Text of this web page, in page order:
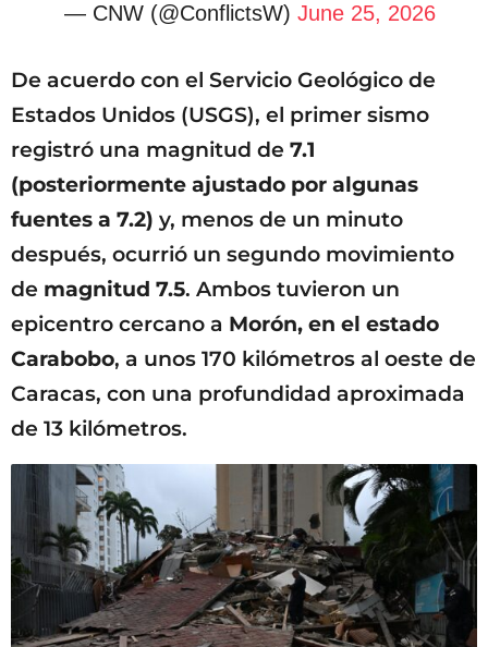
— CNW (@ConflictsW) June 25, 2026
De acuerdo con el Servicio Geológico de
Estados Unidos (USGS), el primer sismo
registró una magnitud de 7.1
(posteriormente ajustado por algunas
fuentes a 7.2) y, menos de un minuto
después, ocurrió un segundo movimiento
de magnitud 7.5. Ambos tuvieron un
epicentro cercano a Morón, en el estado
Carabobo, a unos 170 kilómetros al oeste de
Caracas, con una profundidad aproximada
de 13 kilómetros.